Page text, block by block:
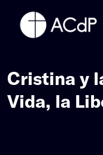
Cristina y
Vida, la